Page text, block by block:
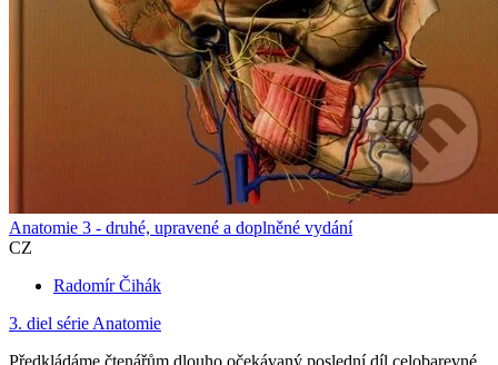
Anatomie 3 - druhé, upravené a doplněné vydání
CZ
Radomír Čihák
3. diel série Anatomie